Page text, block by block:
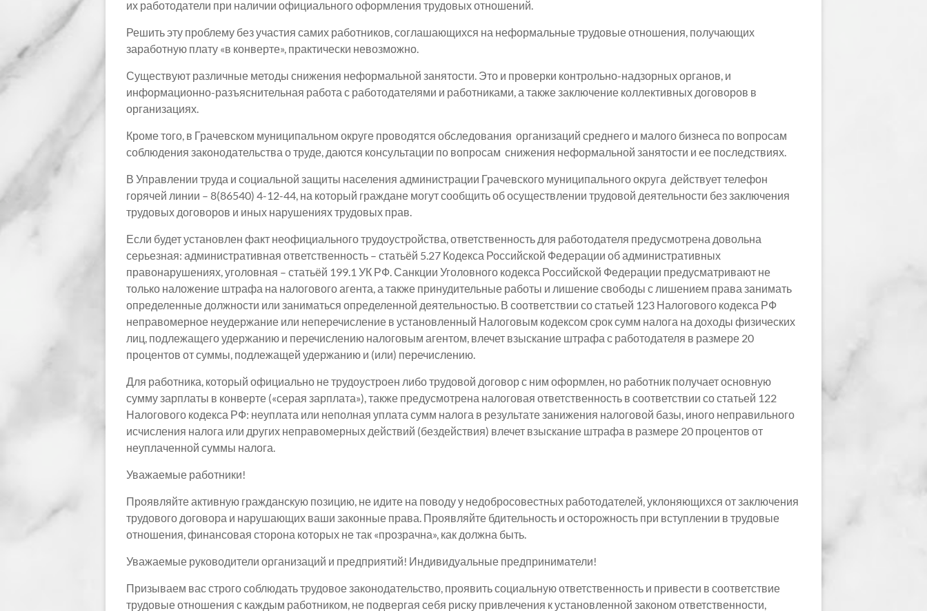
их работодатели при наличии официального оформления трудовых отношений.
Решить эту проблему без участия самих работников, соглашающихся на неформальные трудовые отношения, получающих
заработную плату «в конверте», практически невозможно.
Существуют различные методы снижения неформальной занятости. Это и проверки контрольно-надзорных органов, и
информационно-разъяснительная работа с работодателями и работниками, а также заключение коллективных договоров в
организациях.
Кроме того, в Грачевском муниципальном округе проводятся обследования организаций среднего и малого бизнеса по вопросам
соблюдения законодательства о труде, даются консультации по вопросам снижения неформальной занятости и ее последствиях.
В Управлении труда и социальной защиты населения администрации Грачевского муниципального округа действует телефон
горячей линии – 8(86540) 4-12-44, на который граждане могут сообщить об осуществлении трудовой деятельности без заключения
трудовых договоров и иных нарушениях трудовых прав.
Если будет установлен факт неофициального трудоустройства, ответственность для работодателя предусмотрена довольна
серьезная: административная ответственность – статьёй 5.27 Кодекса Российской Федерации об административных
правонарушениях, уголовная – статьёй 199.1 УК РФ. Санкции Уголовного кодекса Российской Федерации предусматривают не
только наложение штрафа на налогового агента, а также принудительные работы и лишение свободы с лишением права занимать
определенные должности или заниматься определенной деятельностью. В соответствии со статьей 123 Налогового кодекса РФ
неправомерное неудержание или неперечисление в установленный Налоговым кодексом срок сумм налога на доходы физических
лиц, подлежащего удержанию и перечислению налоговым агентом, влечет взыскание штрафа с работодателя в размере 20
процентов от суммы, подлежащей удержанию и (или) перечислению.
Для работника, который официально не трудоустроен либо трудовой договор с ним оформлен, но работник получает основную
сумму зарплаты в конверте («серая зарплата»), также предусмотрена налоговая ответственность в соответствии со статьей 122
Налогового кодекса РФ: неуплата или неполная уплата сумм налога в результате занижения налоговой базы, иного неправильного
исчисления налога или других неправомерных действий (бездействия) влечет взыскание штрафа в размере 20 процентов от
неуплаченной суммы налога.
Уважаемые работники!
Проявляйте активную гражданскую позицию, не идите на поводу у недобросовестных работодателей, уклоняющихся от заключения
трудового договора и нарушающих ваши законные права. Проявляйте бдительность и осторожность при вступлении в трудовые
отношения, финансовая сторона которых не так «прозрачна», как должна быть.
Уважаемые руководители организаций и предприятий! Индивидуальные предприниматели!
Призываем вас строго соблюдать трудовое законодательство, проявить социальную ответственность и привести в соответствие
трудовые отношения с каждым работником, не подвергая себя риску привлечения к установленной законом ответственности,